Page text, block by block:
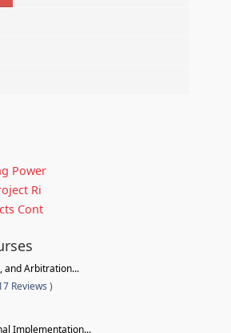
Power
Ri
Cont
and Arbitration...
Reviews )
Implementation...